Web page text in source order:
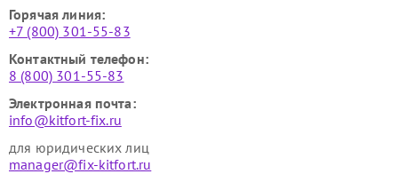
Горячая линия:
+7 (800) 301-55-83
Контактный телефон:
8 (800) 301-55-83
Электронная почта:
info@kitfort-fix.ru
для юридических лиц
manager@fix-kitfort.ru